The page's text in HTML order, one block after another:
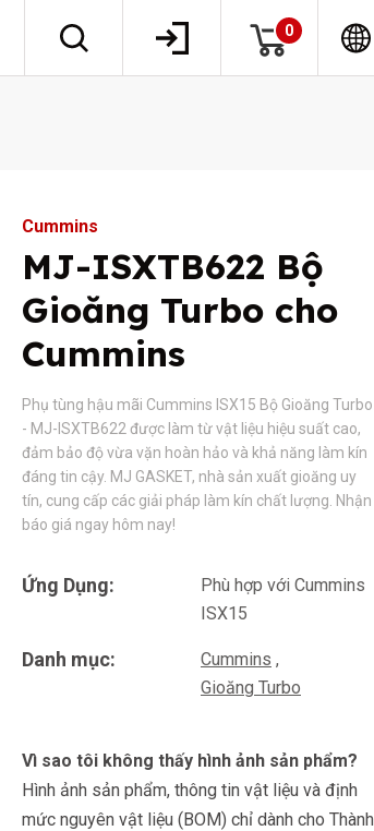
0
Cummins
MJ-ISXTB622 Bộ
Gioăng Turbo cho
Cummins
Phụ tùng hậu mãi Cummins ISX15 Bộ Gioăng Turbo
- MJ-ISXTB622 được làm từ vật liệu hiệu suất cao,
đảm bảo độ vừa vặn hoàn hảo và khả năng làm kín
đáng tin cậy. MJ GASKET, nhà sản xuất gioăng uy
tín, cung cấp các giải pháp làm kín chất lượng. Nhận
báo giá ngay hôm nay!
Ứng Dụng:
Phù hợp với Cummins
ISX15
Danh mục:
Cummins
Gioăng Turbo
Vì sao tôi không thấy hình ảnh sản phẩm?
Hình ảnh sản phẩm, thông tin vật liệu và định
mức nguyên vật liệu (BOM) chỉ dành cho Thành